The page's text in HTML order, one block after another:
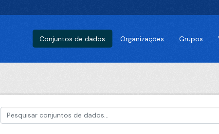
Conjuntos de dados Organizações Grupos